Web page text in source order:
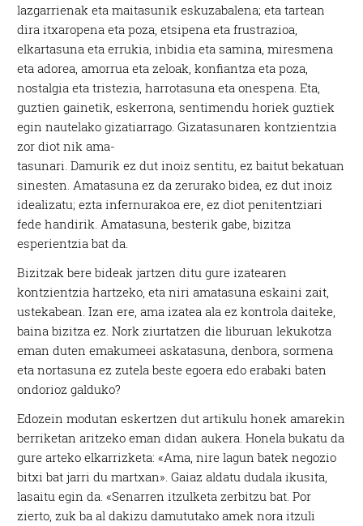
lazgarrienak eta maitasunik eskuzabalena; eta tartean
dira itxaropena eta poza, etsipena eta frustrazioa,
elkartasuna eta errukia, inbidia eta samina, miresmena
eta adorea, amorrua eta zeloak, konfiantza eta poza,
nostalgia eta tristezia, harrotasuna eta onespena. Eta,
guztien gainetik, eskerrona, sentimendu horiek guztiek
egin nautelako gizatiarrago. Gizatasunaren kontzientzia
zor diot nik ama-
tasunari. Damurik ez dut inoiz sentitu, ez baitut bekatuan
sinesten. Amatasuna ez da zerurako bidea, ez dut inoiz
idealizatu; ezta infernurakoa ere, ez diot penitentziari
fede handirik. Amatasuna, besterik gabe, bizitza
esperientzia bat da.
Bizitzak bere bideak jartzen ditu gure izatearen
kontzientzia hartzeko, eta niri amatasuna eskaini zait,
ustekabean. Izan ere, ama izatea ala ez kontrola daiteke,
baina bizitza ez. Nork ziurtatzen die liburuan lekukotza
eman duten emakumeei askatasuna, denbora, sormena
eta nortasuna ez zutela beste egoera edo erabaki baten
ondorioz galduko?
Edozein modutan eskertzen dut artikulu honek amarekin
berriketan aritzeko eman didan aukera. Honela bukatu da
gure arteko elkarrizketa: «Ama, nire lagun batek negozio
bitxi bat jarri du martxan». Gaiaz aldatu dudala ikusita,
lasaitu egin da. «Senarren itzulketa zerbitzu bat. Por
zierto, zuk ba al dakizu damututako amek nora itzuli